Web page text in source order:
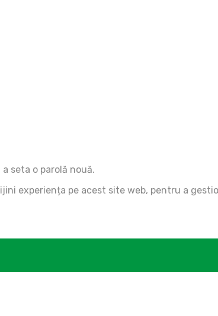
seta o parolă nouă.
experiența pe acest site web, pentru a